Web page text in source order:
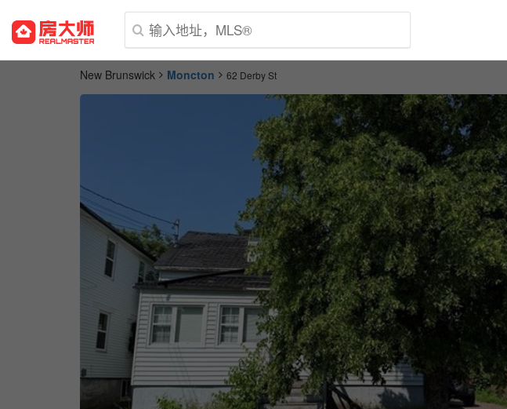
New Brunswick Moncton 62 Derby St